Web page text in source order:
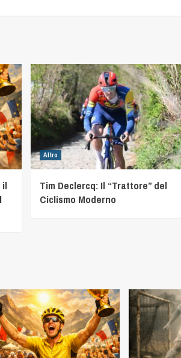
il
Altro
Tim Declercq: Il “Trattore” del
Ciclismo Moderno